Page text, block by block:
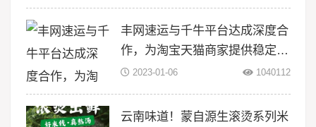
丰网速运与千牛平台达成深度合
作，为淘宝天猫商家提供稳定物
流服务
2023-01-06 1040112
云南味道！蒙自源生滚烫系列米